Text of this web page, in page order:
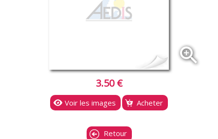
zoom_in
3.50 €
Voir les images Acheter
Retour